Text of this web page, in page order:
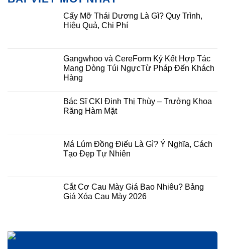
Cấy Mỡ Thái Dương Là Gì? Quy Trình,
Hiệu Quả, Chi Phí
Gangwhoo và CereForm Ký Kết Hợp Tác
Mang Dòng Túi NgựcTừ Pháp Đến Khách
Hàng
Bác Sĩ CKI Đinh Thị Thùy – Trưởng Khoa
Răng Hàm Mặt
Má Lúm Đồng Điếu Là Gì? Ý Nghĩa, Cách
Tạo Đẹp Tự Nhiên
Cắt Cơ Cau Mày Giá Bao Nhiêu? Bảng
Giá Xóa Cau Mày 2026